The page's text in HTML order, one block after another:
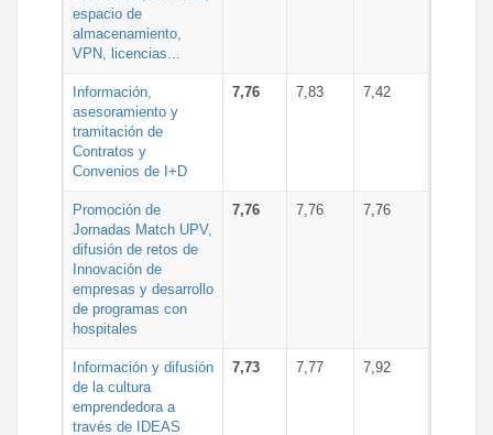
espacio de
almacenamiento,
VPN, licencias...
Información,
asesoramiento y
tramitación de
Contratos y
Convenios de I+D
7,76 7,83 7,42
Promoción de
Jornadas Match UPV,
difusión de retos de
Innovación de
empresas y desarrollo
de programas con
hospitales
7,76 7,76 7,76
Información y difusión
de la cultura
emprendedora a
través de IDEAS
7,73 7,77 7,92